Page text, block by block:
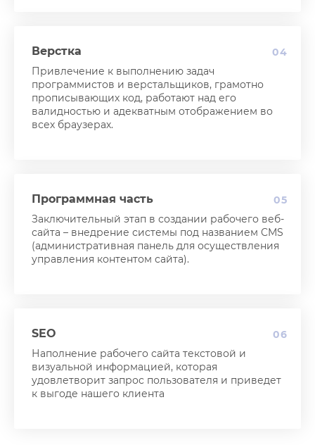
04
Верстка
Привлечение к выполнению задач
программистов и верстальщиков, грамотно
прописывающих код, работают над его
валидностью и адекватным отображением во
всех браузерах.
05
Программная часть
Заключительный этап в создании рабочего веб-
сайта – внедрение системы под названием CMS
(административная панель для осуществления
управления контентом сайта).
06
SEO
Наполнение рабочего сайта текстовой и
визуальной информацией, которая
удовлетворит запрос пользователя и приведет
к выгоде нашего клиента